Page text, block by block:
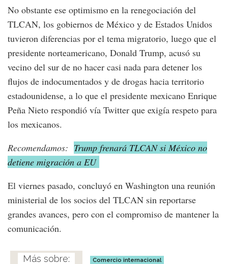
No obstante ese optimismo en la renegociación del
TLCAN, los gobiernos de México y de Estados Unidos
tuvieron diferencias por el tema migratorio, luego que el
presidente norteamericano, Donald Trump, acusó su
vecino del sur de no hacer casi nada para detener los
flujos de indocumentados y de drogas hacia territorio
estadounidense, a lo que el presidente mexicano Enrique
Peña Nieto respondió vía Twitter que exigía respeto para
los mexicanos.
Recomendamos: Trump frenará TLCAN si México no
detiene migración a EU
El viernes pasado, concluyó en Washington una reunión
ministerial de los socios del TLCAN sin reportarse
grandes avances, pero con el compromiso de mantener la
comunicación.
Comercio internacional